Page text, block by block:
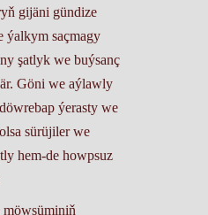
gijäni gündize
ýalkym saçmagy
şatlyk we buýsanç
Göni we aýlawly
ýerasty we
sürüjiler we
hem-de howpsuz
möwsüminiň